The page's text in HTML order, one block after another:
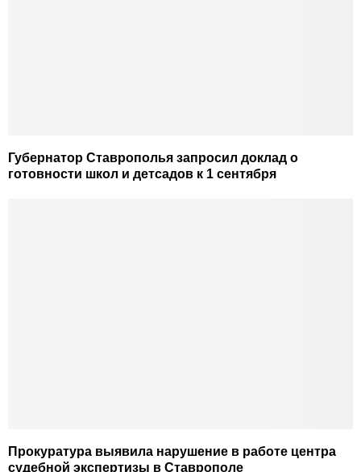
Губернатор Ставрополья запросил доклад о
готовности школ и детсадов к 1 сентября
Прокуратура выявила нарушение в работе центра
судебной экспертизы в Ставрополе